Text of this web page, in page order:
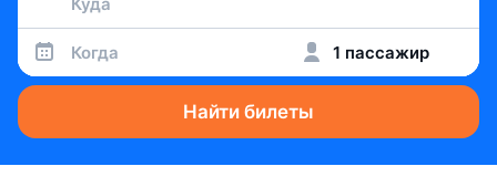
Когда 1 пассажир
Найти билеты